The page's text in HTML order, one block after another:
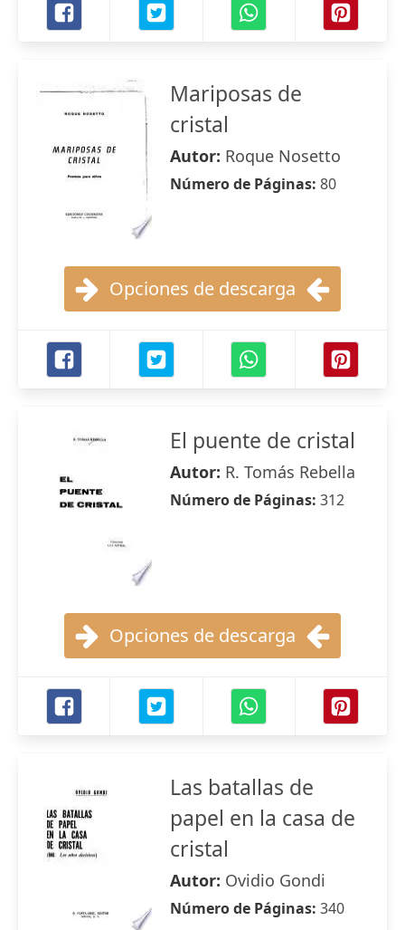
Mariposas de
cristal
Autor: Roque Nosetto
Número de Páginas: 80
Opciones de descarga
El puente de cristal
Autor: R. Tomás Rebella
Número de Páginas: 312
Opciones de descarga
Las batallas de
papel en la casa de
cristal
Autor: Ovidio Gondi
Número de Páginas: 340